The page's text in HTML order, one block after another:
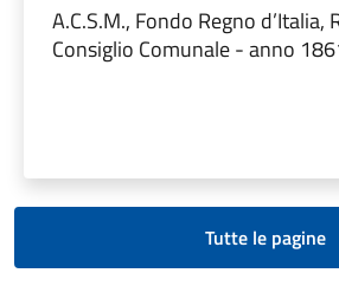
A.C.S.M., Fondo Regno d’Italia,
Consiglio Comunale - anno
Tutte le pagine